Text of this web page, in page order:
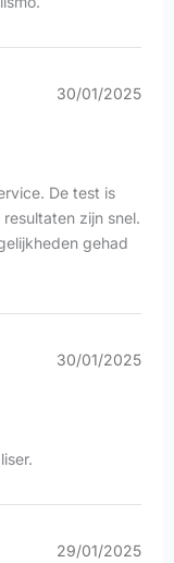
30/01/2025
De test is
zijn snel.
gehad
30/01/2025
29/01/2025